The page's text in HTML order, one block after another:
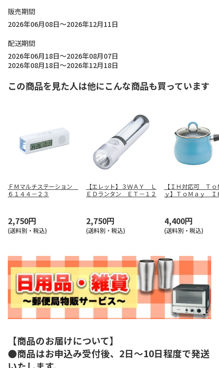
販売期間
2026年06月08日～2026年12月11日
配送期間
2026年06月18日～2026年08月07日
2026年08月18日～2026年12月18日
この商品を見た人は他にこんな商品も買っています
ＦＭマルチステーション
６１４４－２３
2,750円
(送料別・税込)
【エレット】３ＷＡＹ Ｌ
ＥＤランタン ＥＴ－１２
2,750円
(送料別・税込)
【ＩＨ対応可 Ｔｏ
ｙ】ＴｏＭａｙ Ｉ
4,400円
(送料別・税込)
【商品のお届けについて】
●商品はお申込み受付後、2日～10日程度で発送